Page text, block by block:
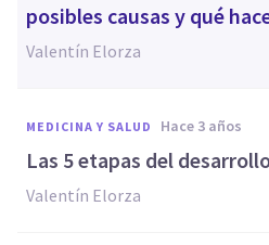
posibles causas y qué
Valentín Elorza
MEDICINA Y SALUD hace 3 años
Las 5 etapas del
Valentín Elorza